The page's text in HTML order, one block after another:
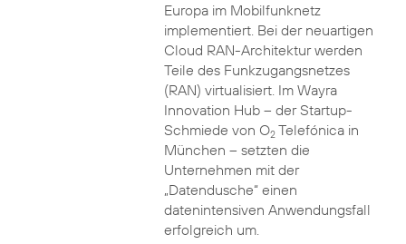
Europa im Mobilfunknetz
implementiert. Bei der neuartigen
Cloud RAN-Architektur werden
Teile des Funkzugangsnetzes
(RAN) virtualisiert. Im Wayra
Innovation Hub – der Startup-
Schmiede von O2Telefónica in
München – setzten die
Unternehmen mit der
„Datendusche“ einen
datenintensiven Anwendungsfall
erfolgreich um.